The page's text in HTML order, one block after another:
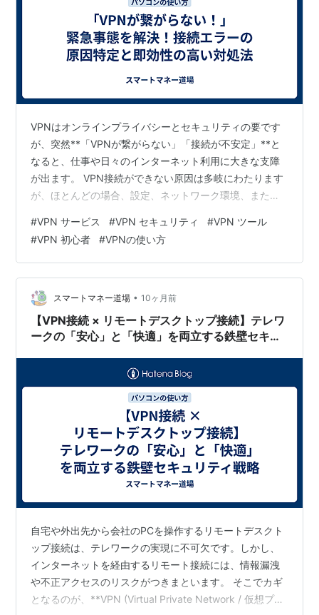
VPNはオンラインプライバシーとセキュリティの要です
が、突然**「VPNが繋がらない」「接続が不安定」**と
なると、仕事や日々のインターネット利用に大きな支障
が出ます。 VPN接続ができない原因は多岐にわたります
が、ほとんどの場合、設定、ネットワーク環境、または
す。 本稿では、VPN接続トラブルの主な原因と、います
ぐ試せる具体的な対処法を解説します。そして、接続の
安定性にも定評があるNordVPNについてご紹介します。
▼ 接続の悩みから解放！安定性と速さで選ぶなら 快適な
ネット環境NordVPNであなたのネット上の個人情報を守
りましょう【Nor…
#VPN サービス #VPN セキュリティ #VPN ツール
#VPN 初心者 #VPNの使い方
スマートマネー道場 • 10ヶ月前
【VPN接続 × リモートデスクトップ接続】テレワ
ークの「安心」と「快適」を両立する鉄壁セキュ
自宅や外出先から会社のPCを操作するリモートデスクト
ップ接続は、テレワークの実現に不可欠です。しかし、
インターネットを経由するリモート接続には、情報漏洩
や不正アクセスのリスクがつきまといます。 そこでカギ
となるのが、**VPN (Virtual Private Network / 仮想プラ